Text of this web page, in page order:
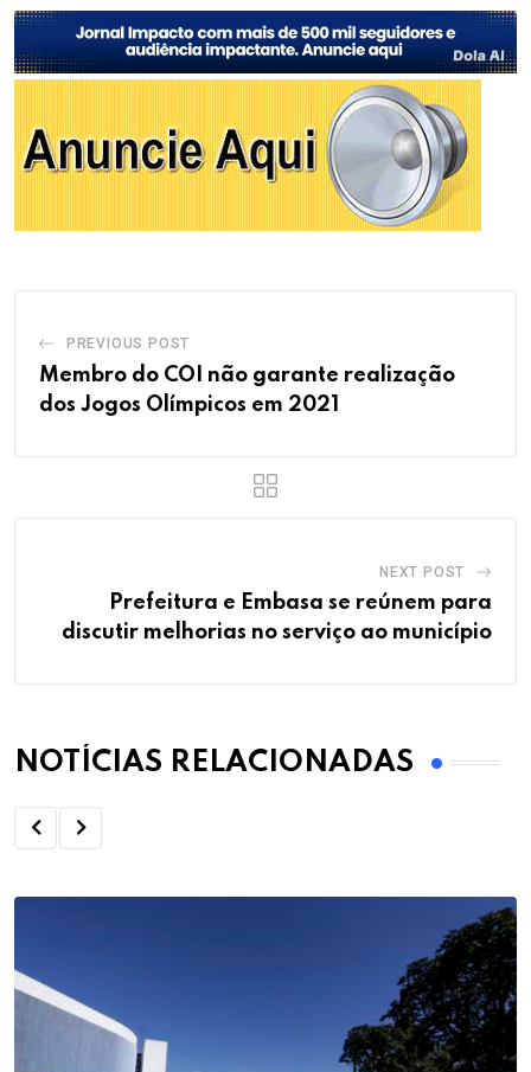
PREVIOUS POST
Membro do COI não garante realização
dos Jogos Olímpicos em 2021
NEXT POST
Prefeitura e Embasa se reúnem para
discutir melhorias no serviço ao município
NOTÍCIAS RELACIONADAS